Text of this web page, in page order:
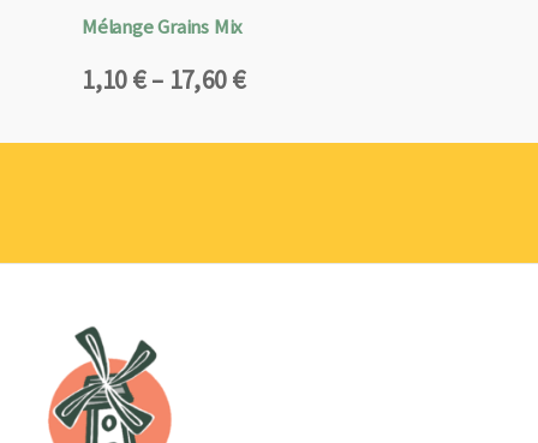
Mélange Grains Mix
1,10€– 17,60€
Plage
prix :